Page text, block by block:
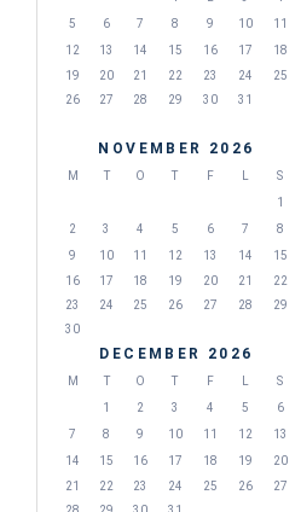
5
6 7 8 9 10
11
12
13 14 15 16 17
18
19
20 21 22 23 24
25
26
27 28 29 30 31
NOVEMBER 2026
M T O T F
S
1
2
3 4 5 6 7
8
9
10 11 12 13 14
15
16
17 18 19 20 21
22
23
24 25 26 27 28
29
30
DECEMBER 2026
M T O T F
S
1
2 3 4 5
6
7
8 9 10 11 12
13
14
15 16 17 18 19
20
21
22 23 24 25 26
27